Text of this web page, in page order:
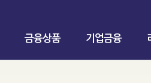
금융상품 기업금융